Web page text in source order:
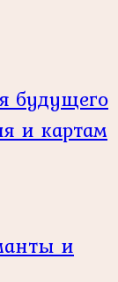
будущего
и картам
и